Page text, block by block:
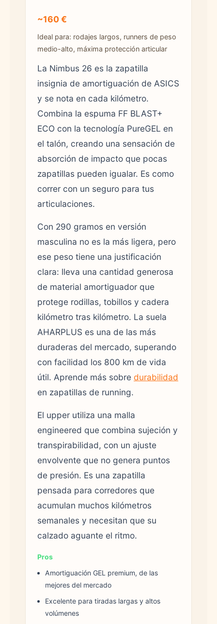
~160 €
Ideal para: rodajes largos, runners de peso
medio-alto, máxima protección articular
La Nimbus 26 es la zapatilla
insignia de amortiguación de ASICS
y se nota en cada kilómetro.
Combina la espuma FF BLAST+
ECO con la tecnología PureGEL en
el talón, creando una sensación de
absorción de impacto que pocas
zapatillas pueden igualar. Es como
correr con un seguro para tus
articulaciones.
Con 290 gramos en versión
masculina no es la más ligera, pero
ese peso tiene una justificación
clara: lleva una cantidad generosa
de material amortiguador que
protege rodillas, tobillos y cadera
kilómetro tras kilómetro. La suela
AHARPLUS es una de las más
duraderas del mercado, superando
con facilidad los 800 km de vida
útil. Aprende más sobre durabilidad
en zapatillas de running.
El upper utiliza una malla
engineered que combina sujeción y
transpirabilidad, con un ajuste
envolvente que no genera puntos
de presión. Es una zapatilla
pensada para corredores que
acumulan muchos kilómetros
semanales y necesitan que su
calzado aguante el ritmo.
Pros
Amortiguación GEL premium, de las
mejores del mercado
Excelente para tiradas largas y altos
volúmenes